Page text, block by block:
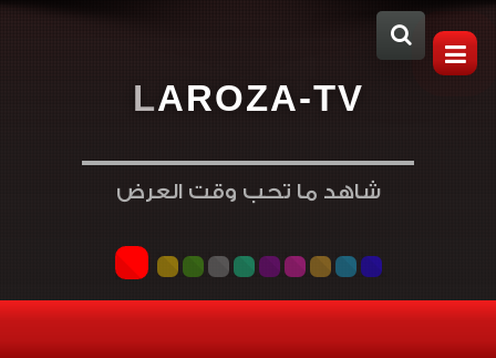
LAROZA-TV
شاهد ما تحب وقت العرض